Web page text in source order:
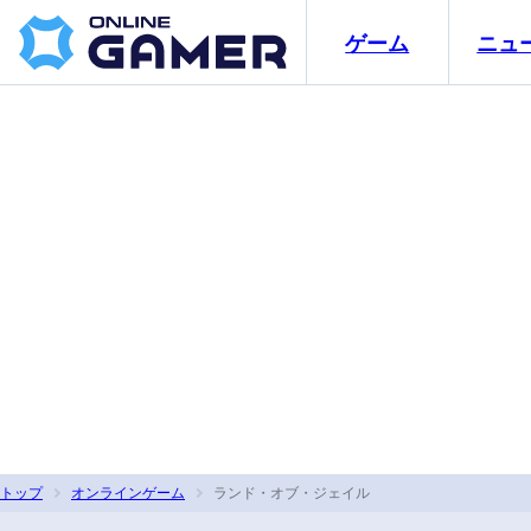
ゲーム ニュ
トップ オンラインゲーム ランド・オブ・ジェイル